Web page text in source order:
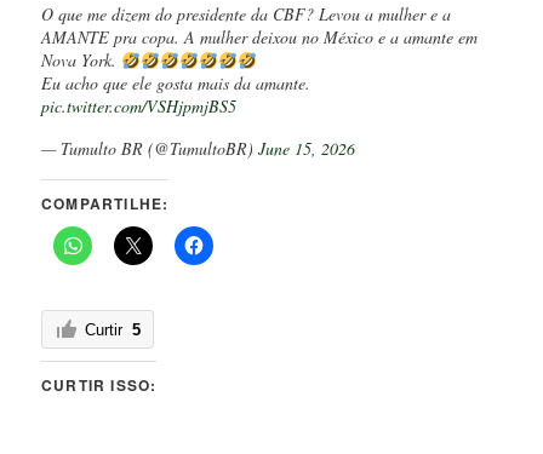
O que me dizem do presidente da CBF? Levou a mulher e a
AMANTE pra copa. A mulher deixou no México e a amante em
Nova York.
Eu acho que ele gosta mais da amante.
pic.twitter.com/VSHjpmjBS5
— Tumulto BR (@TumultoBR)June 15, 2026
COMPARTILHE:
Curtir 5
CURTIR ISSO: